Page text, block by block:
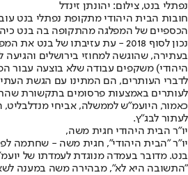
נפתלי בנט, צילום: יהונתן זינדל
חובות הבית היהודי מתקופת נפתלי בנט
הכספיים של המפלגה מהתקופה בה בנט כיהן כיו"ר
נכון לסוף 2018 - עת עזיבתו של בנט את המפלגה - היקף החובות של הבית היהודי הסתכם ב־21.5 מיליון שקלים - גידול של כ-20% בהשוואה לטרום תקופת בנט, בשלהי 2012. באותה עת שימש ניר אורבך מנכ"ל המפלגה.
בעתירה, שהוגשה למחוזי בירושלים
היהודי) משקפים עבודה שלא בוצעה עבור
לדברי העותרים, הם המתינו עם הגשת
לעותרים באמצעות פרסומים בתקשורת שהתגלו כנכונים, כי משטרת
כאמור, היועמ"ש לממשלה, אביחי
לעתור לבג"ץ.
יו"ר הבית היהודי חגית משה,
יו"ר "הבית היהודי", חגית משה - שחתמה
בנט. מדובר בעמדה מנוגדת לעמדתו של
"התשובה היא לא", מבהירה משה במענה